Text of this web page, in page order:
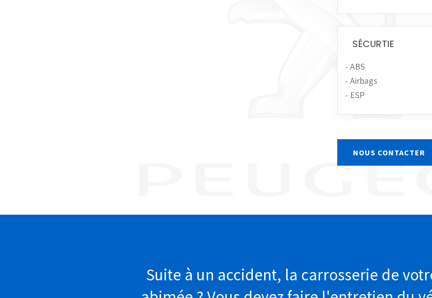
SÉCURTIE
- ABS
- Airbags
- ESP
NOUS CONTACTER
Suite à un accident, la carrosserie de